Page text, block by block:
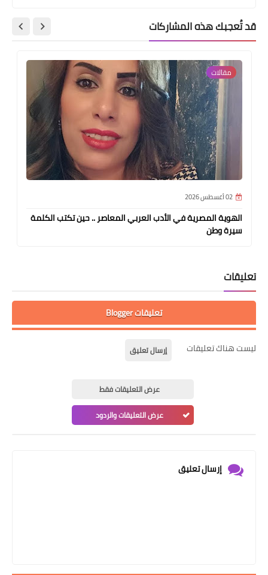
قد تُعجبك هذه المشاركات
مقالات
02 أغسطس 2026
الهوية المصرية في الأدب العربي المعاصر .. حين تكتب الكلمة
سيرة وطن
تعليقات
تعليقات Blogger
ليست هناك تعليقات إرسال تعليق
عرض التعليقات فقط
عرض التعليقات والردود
إرسال تعليق